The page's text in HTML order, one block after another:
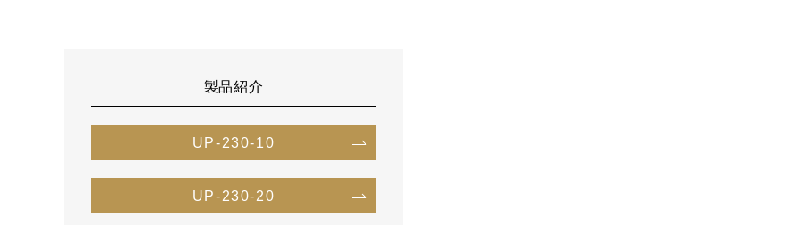
製品紹介
UP-230-10
UP-230-20